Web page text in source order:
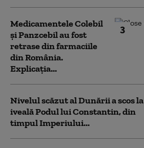
3
Medicamentele Colebil
și Panzcebil au fost
retrase din farmaciile
din România.
Explicația...
Nivelul scăzut al Dunării a scos la
iveală Podul lui Constantin, din
timpul Imperiului...